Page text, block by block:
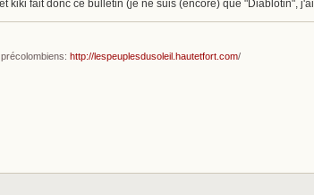
kiki fait donc ce bulletin (je ne suis (encore) que "Diablotin",
http://lespeuplesdusoleil.hautetfort.com/